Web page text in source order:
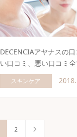
DECENCIAアヤナスの
い口コミ、悪い口コミ
スキンケア
2